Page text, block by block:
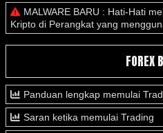
MALWARE BARU : Hati-Hati
Kripto di Perangkat yang
FOREX
Panduan lengkap memulai
Saran ketika memulai Trading